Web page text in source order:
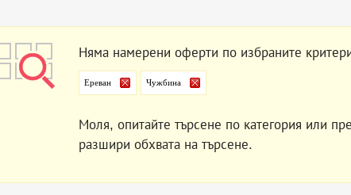
Няма намерени оферти по избраните
Ереван Чужбина
Моля, опитайте търсене по категория или
разшири обхвата на търсене.